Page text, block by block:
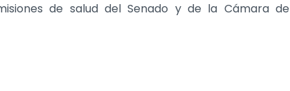
de salud del Senado y de la Cámara de